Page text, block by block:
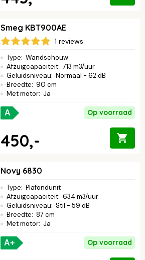
Smeg KBT900AE
1 reviews
Type: Wandschouw
Afzuigcapaciteit: 713 m3/uur
Geluidsniveau: Normaal - 62 dB
Breedte: 90 cm
Met motor: Ja
A Op voorraad
450,-
Novy 6830
Type: Plafondunit
Afzuigcapaciteit: 634 m3/uur
Geluidsniveau: Stil - 59 dB
Breedte: 87 cm
Met motor: Ja
A+ Op voorraad